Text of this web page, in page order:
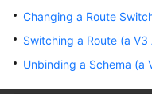
More
Documents
General
Changing a Route
Switching a Route (a V3
Unbinding a Schema (a